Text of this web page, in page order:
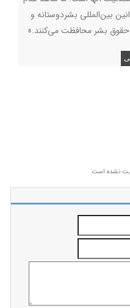
بین‌المللی بشردوستانه و
حقوق بشر محافظت می‌کنند.»
نشده است